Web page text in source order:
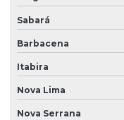
Sabará
Barbacena
Itabira
Nova Lima
Nova Serrana